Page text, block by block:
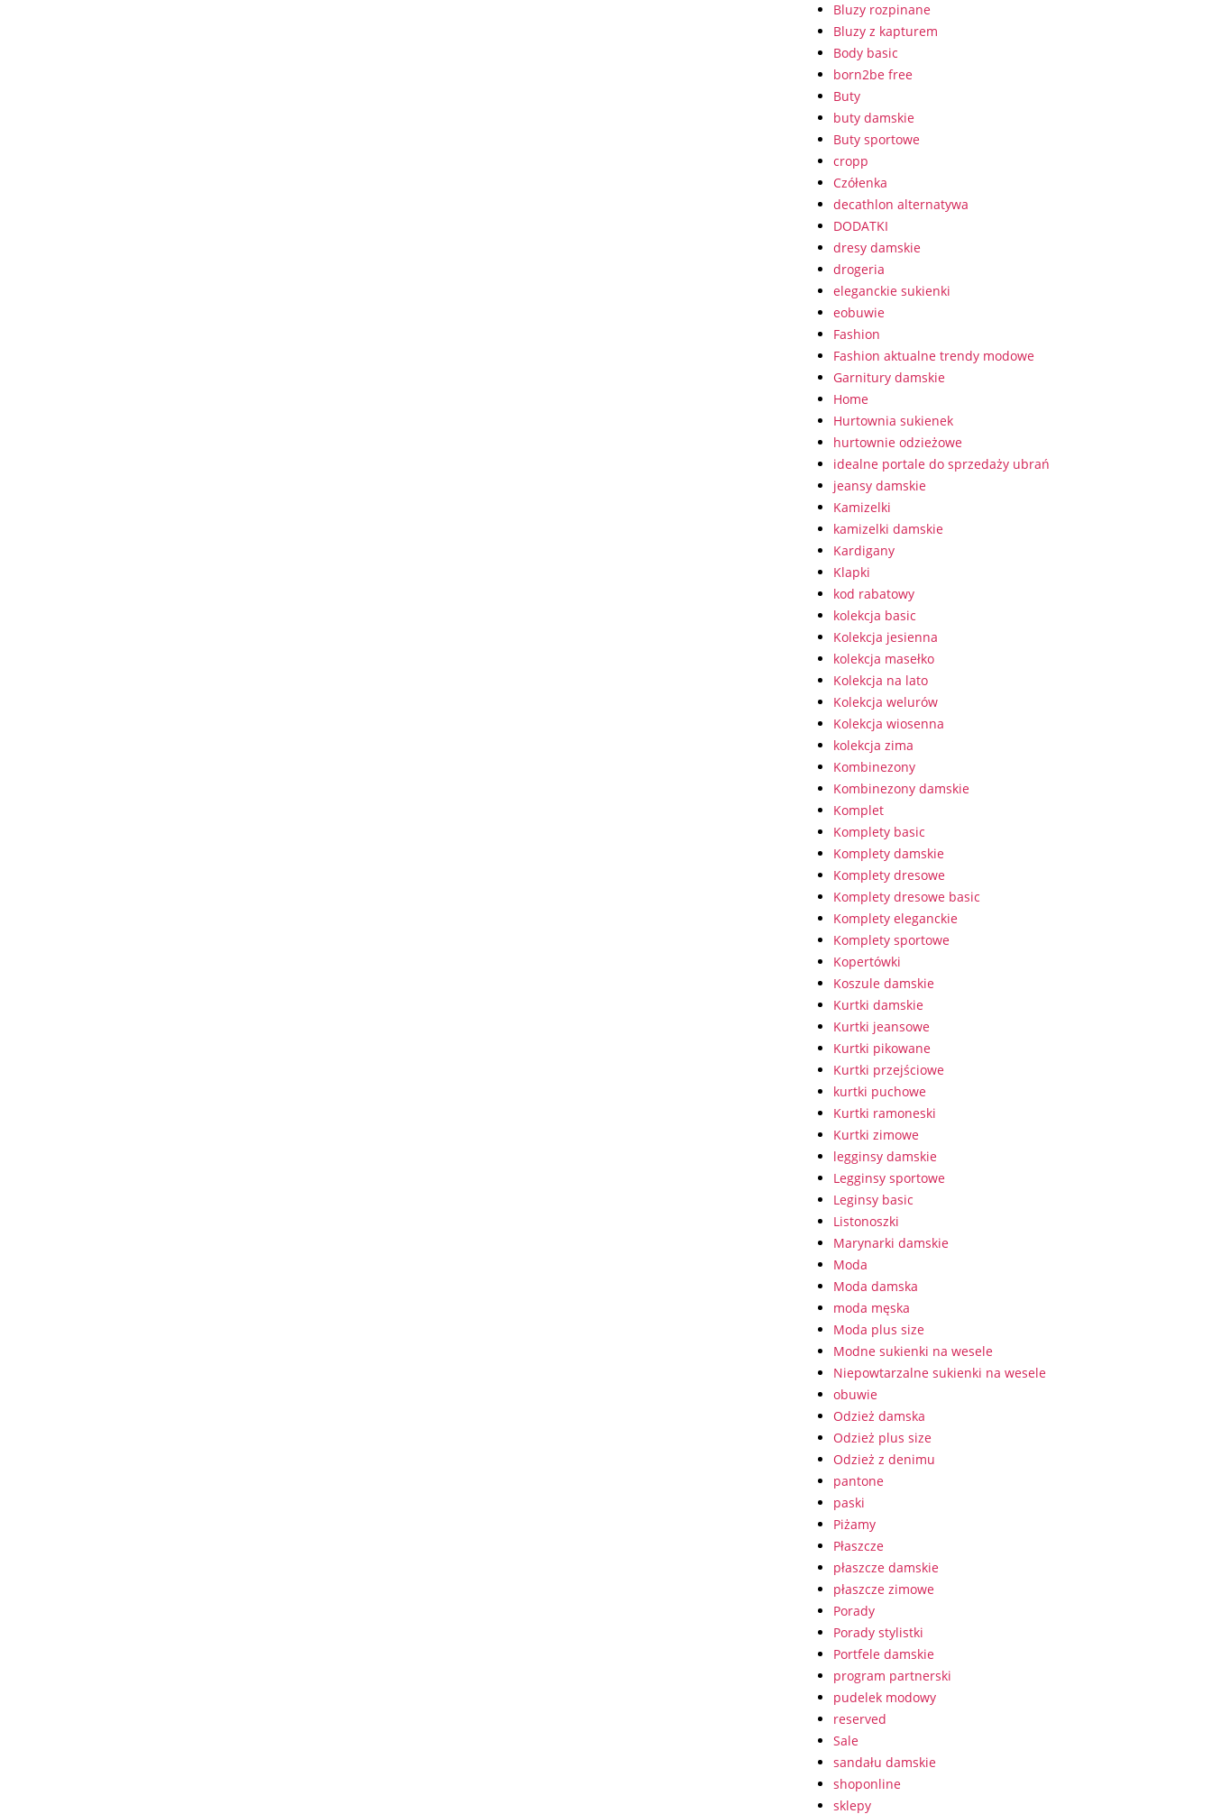
Bluzy rozpinane
Bluzy z kapturem
Body basic
born2be free
Buty
buty damskie
Buty sportowe
cropp
Czółenka
decathlon alternatywa
DODATKI
dresy damskie
drogeria
eleganckie sukienki
eobuwie
Fashion
Fashion aktualne trendy modowe
Garnitury damskie
Home
Hurtownia sukienek
hurtownie odzieżowe
idealne portale do sprzedaży ubrań
jeansy damskie
Kamizelki
kamizelki damskie
Kardigany
Klapki
kod rabatowy
kolekcja basic
Kolekcja jesienna
kolekcja masełko
Kolekcja na lato
Kolekcja welurów
Kolekcja wiosenna
kolekcja zima
Kombinezony
Kombinezony damskie
Komplet
Komplety basic
Komplety damskie
Komplety dresowe
Komplety dresowe basic
Komplety eleganckie
Komplety sportowe
Kopertówki
Koszule damskie
Kurtki damskie
Kurtki jeansowe
Kurtki pikowane
Kurtki przejściowe
kurtki puchowe
Kurtki ramoneski
Kurtki zimowe
legginsy damskie
Legginsy sportowe
Leginsy basic
Listonoszki
Marynarki damskie
Moda
Moda damska
moda męska
Moda plus size
Modne sukienki na wesele
Niepowtarzalne sukienki na wesele
obuwie
Odzież damska
Odzież plus size
Odzież z denimu
pantone
paski
Piżamy
Płaszcze
płaszcze damskie
płaszcze zimowe
Porady
Porady stylistki
Portfele damskie
program partnerski
pudelek modowy
reserved
Sale
sandału damskie
shoponline
sklepy